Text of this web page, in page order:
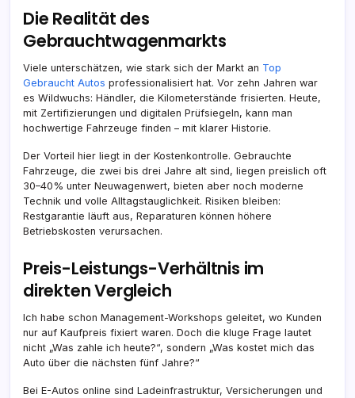
Die Realität des
Gebrauchtwagenmarkts
Viele unterschätzen, wie stark sich der Markt an Top
Gebraucht Autos professionalisiert hat. Vor zehn Jahren war
es Wildwuchs: Händler, die Kilometerstände frisierten. Heute,
mit Zertifizierungen und digitalen Prüfsiegeln, kann man
hochwertige Fahrzeuge finden – mit klarer Historie.
Der Vorteil hier liegt in der Kostenkontrolle. Gebrauchte
Fahrzeuge, die zwei bis drei Jahre alt sind, liegen preislich oft
30–40% unter Neuwagenwert, bieten aber noch moderne
Technik und volle Alltagstauglichkeit. Risiken bleiben:
Restgarantie läuft aus, Reparaturen können höhere
Betriebskosten verursachen.
Preis-Leistungs-Verhältnis im
direkten Vergleich
Ich habe schon Management-Workshops geleitet, wo Kunden
nur auf Kaufpreis fixiert waren. Doch die kluge Frage lautet
nicht „Was zahle ich heute?“, sondern „Was kostet mich das
Auto über die nächsten fünf Jahre?“
Bei E-Autos online sind Ladeinfrastruktur, Versicherungen und